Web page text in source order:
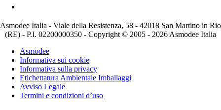
Asmodee Italia - Viale della Resistenza, 58 - 42018 San Martino in Rio
(RE) - P.I. 02200000350 - Copyright © 2005 - 2026 Asmodee Italia
Asmodee
Informativa sui cookie
Informativa sulla privacy
Etichettatura Ambientale Imballaggi
Avviso Legale
Termini e condizioni d’uso